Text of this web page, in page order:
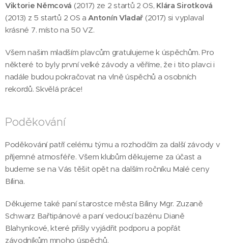
Viktorie Němcová (2017) ze 2 startů 2 OS, Klára Sirotková
(2013) z 5 startů 2 OS aAntonín Vladař (2017) si vyplaval
krásné 7. místo na 50 VZ.
Všem našim mladším plavcům gratulujeme k úspěchům. Pro
některé to byly první velké závody a věříme, že i tito plavci i
nadále budou pokračovat na vlně úspěchů a osobních
rekordů. Skvělá práce!
Poděkování
Poděkování patří celému týmu a rozhodčím za další závody v
příjemné atmosféře. Všem klubům děkujeme za účast a
budeme se na Vás těšit opět na dalším ročníku Malé ceny
Bílina.
Děkujeme také paní starostce města Bíliny Mgr. Zuzaně
Schwarz Bařtipánové a paní vedoucí bazénu Dianě
Blahynkové, které přišly vyjádřit podporu a popřát
závodníkům mnoho úspěchů.